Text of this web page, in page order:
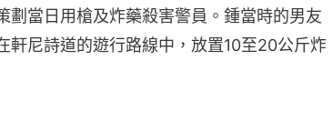
劃當日用槍及炸藥殺害警員。鍾當時的男友
軒尼詩道的遊行路線中，放置10至20公斤炸